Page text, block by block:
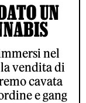
UN
nel
vendita di
cavata
e gang